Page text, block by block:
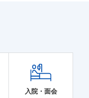
入院・面会